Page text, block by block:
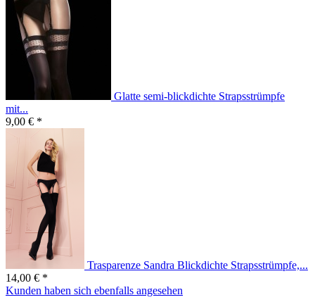
Glatte semi-blickdichte Strapsstrümpfe
mit...
9,00 € *
Trasparenze Sandra Blickdichte Strapsstrümpfe,...
14,00 € *
Kunden haben sich ebenfalls angesehen